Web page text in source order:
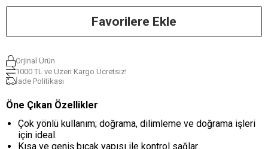
Favorilere Ekle
Orjinal Ürün
1000 TL ve Üzeri Kargo Ücretsiz!
İade Politikası
Öne Çıkan Özellikler
Çok yönlü kullanım; doğrama, dilimleme ve doğrama işleri
için ideal.
Kısa ve geniş bıçak yapısı ile kontrol sağlar.